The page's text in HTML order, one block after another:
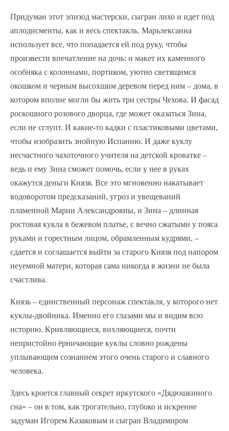
Придуман этот эпизод мастерски, сыгран лихо и идет под
аплодисменты, как и весь спектакль. Марьлексанна
использует все, что попадается ей под руку, чтобы
произвести впечатление на дочь: и макет их каменного
особняка с колоннами, портиком, уютно светящимся
окошком и черным высохшим деревом перед ним – дома, в
котором вполне могли бы жить три сестры Чехова. И фасад
роскошного розового дворца, где может оказаться Зина,
если не сглупт. И какие-то кадки с пластиковыми цветами,
чтобы изобразить знойную Испанию. И даже куклу
несчастного чахоточного учителя на детской кроватке –
ведь и ему Зина сможет помочь, если у нее в руках
окажутся деньги Князя. Все это мгновенно накатывает
водоворотом предсказаний, угроз и увещеваний
пламенной Марии Александровны, и Зина – длинная
ростовая кукла в бежевом платье, с вечно сжатыми у пояса
руками и горестным лицом, обрамленным кудрями, –
сдается и соглашается выйти за старого Князя под напором
неуемной матери, которая сама никогда в жизни не была
счастлива.
Князь – единственный персонаж спектакля, у которого нет
куклы-двойника. Именно его глазами мы и видим всю
историю. Кривляющиеся, вихляющиеся, почти
непристойно ёрничающие куклы словно рождены
уплывающим сознанием этого очень старого и славного
человека.
Здесь кроется главный секрет иркутского «Дядюшкиного
сна» – он в том, как трогательно, глубоко и искренне
задуман Игорем Казаковым и сыгран Владимиром